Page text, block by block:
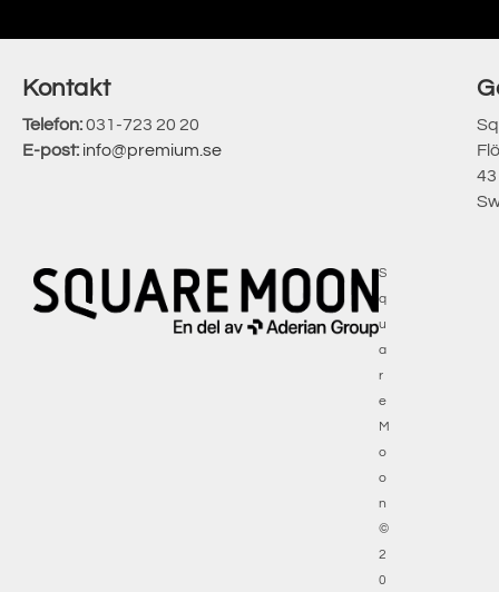
Kontakt
Telefon:031-723 20 20
E-post: info@premium.se
S
q
u
a
r
e
M
o
o
n
©
2
0